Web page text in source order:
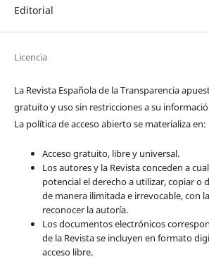
Editorial
Licencia
La Revista Española de la Transparencia
gratuito y uso sin restricciones a su
La política de acceso abierto se materializa en:
Acceso gratuito, libre y universal.
Los autores y la Revista conceden a
potencial el derecho a utilizar, copiar o
de manera ilimitada e irrevocable, con
reconocer la autoría.
Los documentos electrónicos
de la Revista se incluyen en formato
acceso libre.